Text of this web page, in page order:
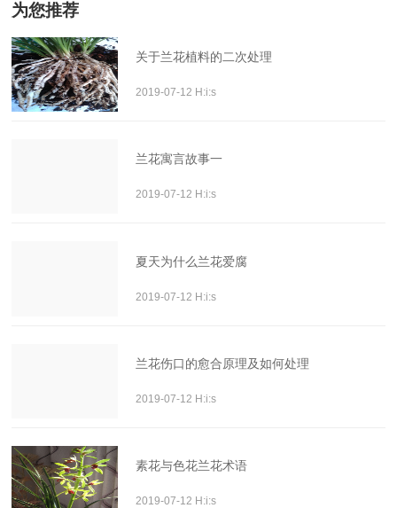
为您推荐
关于兰花植料的二次处理
2019-07-12 H:i:s
兰花寓言故事一
2019-07-12 H:i:s
夏天为什么兰花爱腐
2019-07-12 H:i:s
兰花伤口的愈合原理及如何处理
2019-07-12 H:i:s
素花与色花兰花术语
2019-07-12 H:i:s